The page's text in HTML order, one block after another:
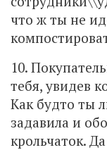
что ж ты не
10.
тебя, увидев
Как будто ты
задавила и
крольчаток.